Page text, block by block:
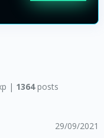
| 1364posts
29/09/2021